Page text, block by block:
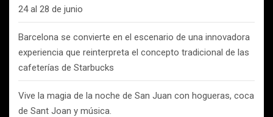
24 al 28 de junio
Barcelona se convierte en el escenario de una innovadora
experiencia que reinterpreta el concepto tradicional de las
cafeterías de Starbucks
Vive la magia de la noche de San Juan con hogueras, coca
de Sant Joan y música.